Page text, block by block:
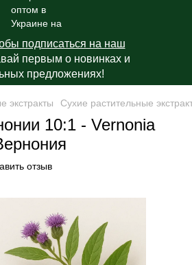
подписаться на наш
первым о новинках и
предложениях!
экстракты Сухие растительные
10:1 - Vernonia
отзыв